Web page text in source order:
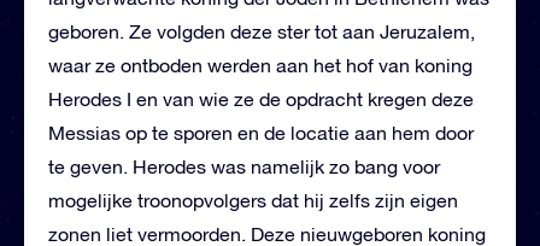
geboren. Ze volgden deze ster tot aan Jeruzalem,
waar ze ontboden werden aan het hof van koning
Herodes I en van wie ze de opdracht kregen deze
Messias op te sporen en de locatie aan hem door
te geven. Herodes was namelijk zo bang voor
mogelijke troonopvolgers dat hij zelfs zijn eigen
zonen liet vermoorden. Deze nieuwgeboren koning